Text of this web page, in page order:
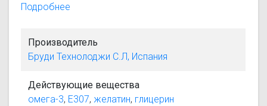
(докозагексаеновой кислоты), в том числе для
Подробнее
Производитель
Бруди Технолоджи С.Л, Испания
Действующие вещества
омега-3, Е307,желатин, глицерин